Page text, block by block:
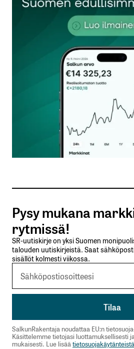
Sähköpostiosoitettasi ei
kentät on merkitty*
Kommentti*
Nimesi tai nimimerkkisi
Sähköpostiosoitteesi
Tilaa SalkunRakentajan
Lähetä kommentti
Pysy mukana
rytmissä!
SR-uutiskirje on yksi Suomen
talouden uutiskirjeistä. Saat
sisällöt kolmesti viikossa.
SalkunRakentaja noudattaa EU:n
Käsittelemme tietojasi luottamuksellisesti
mukaisesti. Lue lisää